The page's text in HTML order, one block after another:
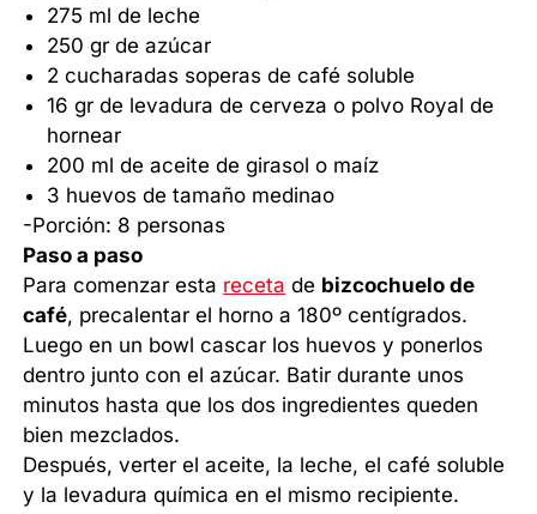
275 ml de leche
250 gr de azúcar
2 cucharadas soperas de café soluble
16 gr de levadura de cerveza o polvo Royal de
hornear
200 ml de aceite de girasol o maíz
3 huevos de tamaño medinao
-Porción: 8 personas
Paso a paso
Para comenzar esta receta de bizcochuelo de
café, precalentar el horno a 180º centígrados.
Luego en un bowl cascar los huevos y ponerlos
dentro junto con el azúcar. Batir durante unos
minutos hasta que los dos ingredientes queden
bien mezclados.
Después, verter el aceite, la leche, el café soluble
y la levadura química en el mismo recipiente.